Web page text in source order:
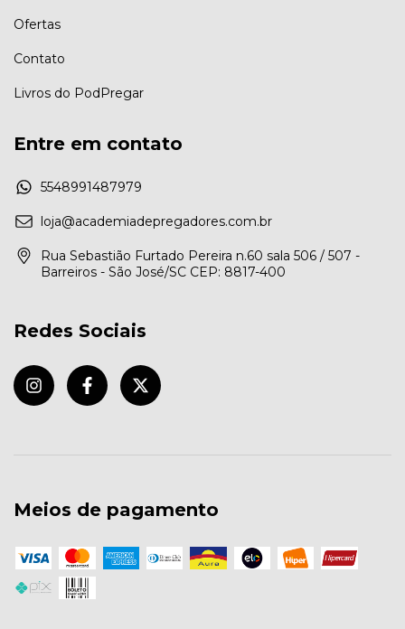
Ofertas
Contato
Livros do PodPregar
Entre em contato
5548991487979
loja@academiadepregadores.com.br
Rua Sebastião Furtado Pereira n.60 sala 506 / 507 -
Barreiros - São José/SC CEP: 8817-400
Redes Sociais
Meios de pagamento